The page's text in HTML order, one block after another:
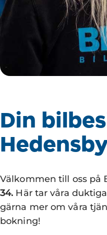
Din
Välkommen till oss på
34. Här tar våra
gärna mer om våra
bokning!